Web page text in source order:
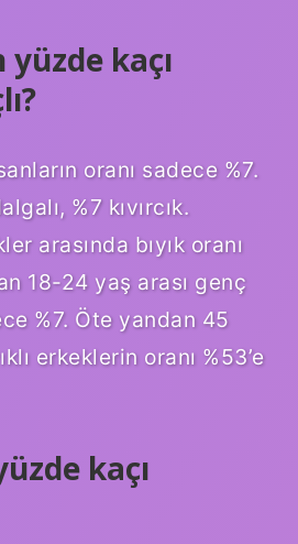
kaçı
oranı sadece %7.
%7 kıvırcık.
arasında bıyık oranı
18-24 yaş arası genç
%7. Öte yandan 45
erkeklerin oranı %53’e
kaçı